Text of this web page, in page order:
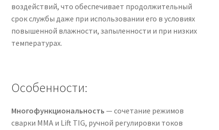
воздействий, что обеспечивает продолжительный
срок службы даже при использовании его в условиях
повышенной влажности, запыленности и при низких
температурах.
Особенности:
Многофункциональность — сочетание режимов
сварки ММА и Lift TIG, ручной регулировки токов